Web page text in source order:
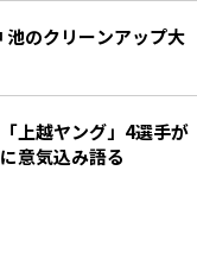
池のクリーンアップ大
上越ヤング」4選手が
意気込み語る